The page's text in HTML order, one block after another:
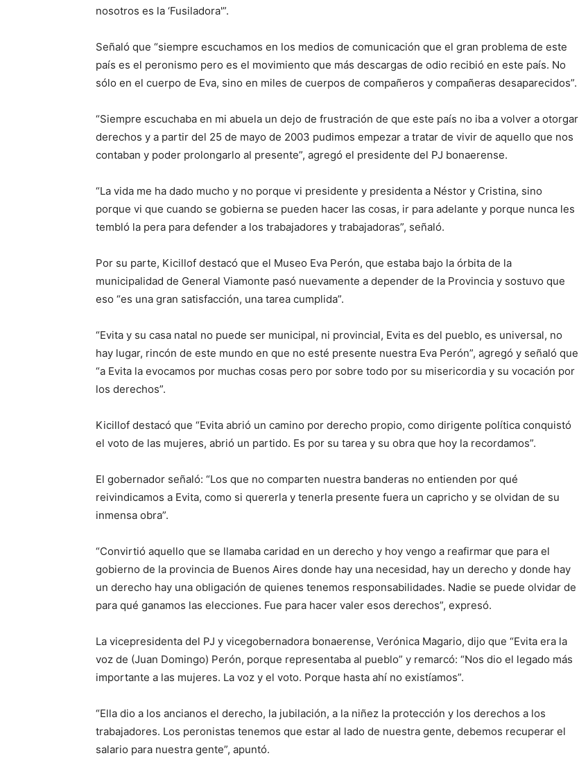
nosotros es la ‘Fusiladora'”.
Señaló que “siempre escuchamos en los medios de comunicación que el gran problema de este
país es el peronismo pero es el movimiento que más descargas de odio recibió en este país. No
sólo en el cuerpo de Eva, sino en miles de cuerpos de compañeros y compañeras desaparecidos”.
“Siempre escuchaba en mi abuela un dejo de frustración de que este país no iba a volver a otorgar
derechos y a partir del 25 de mayo de 2003 pudimos empezar a tratar de vivir de aquello que nos
contaban y poder prolongarlo al presente”, agregó el presidente del PJ bonaerense.
“La vida me ha dado mucho y no porque vi presidente y presidenta a Néstor y Cristina, sino
porque vi que cuando se gobierna se pueden hacer las cosas, ir para adelante y porque nunca les
tembló la pera para defender a los trabajadores y trabajadoras”, señaló.
Por su parte, Kicillof destacó que el Museo Eva Perón, que estaba bajo la órbita de la
municipalidad de General Viamonte pasó nuevamente a depender de la Provincia y sostuvo que
eso “es una gran satisfacción, una tarea cumplida”.
“Evita y su casa natal no puede ser municipal, ni provincial, Evita es del pueblo, es universal, no
hay lugar, rincón de este mundo en que no esté presente nuestra Eva Perón”, agregó y señaló que
“a Evita la evocamos por muchas cosas pero por sobre todo por su misericordia y su vocación por
los derechos”.
Kicillof destacó que “Evita abrió un camino por derecho propio, como dirigente política conquistó
el voto de las mujeres, abrió un partido. Es por su tarea y su obra que hoy la recordamos”.
El gobernador señaló: “Los que no comparten nuestra banderas no entienden por qué
reivindicamos a Evita, como si quererla y tenerla presente fuera un capricho y se olvidan de su
inmensa obra”.
“Convirtió aquello que se llamaba caridad en un derecho y hoy vengo a reafirmar que para el
gobierno de la provincia de Buenos Aires donde hay una necesidad, hay un derecho y donde hay
un derecho hay una obligación de quienes tenemos responsabilidades. Nadie se puede olvidar de
para qué ganamos las elecciones. Fue para hacer valer esos derechos”, expresó.
La vicepresidenta del PJ y vicegobernadora bonaerense, Verónica Magario, dijo que “Evita era la
voz de (Juan Domingo) Perón, porque representaba al pueblo” y remarcó: “Nos dio el legado más
importante a las mujeres. La voz y el voto. Porque hasta ahí no existíamos”.
“Ella dio a los ancianos el derecho, la jubilación, a la niñez la protección y los derechos a los
trabajadores. Los peronistas tenemos que estar al lado de nuestra gente, debemos recuperar el
salario para nuestra gente”, apuntó.